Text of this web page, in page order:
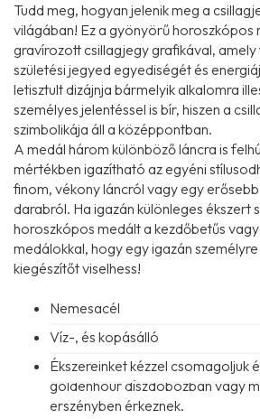
Tudd meg, hogyan jelenik meg a
világában! Ez a gyönyörű horoszkópos
gravírozott csillagjegy grafikával,
születési jegyed egyediségét és
letisztult dizájnja bármelyik alkalomra
személyes jelentéssel is bír, hiszen a
szimbolikája áll a középpontban.
A medál három különböző láncra is
mértékben igazítható az egyéni
finom, vékony láncról vagy egy
darabról. Ha igazán különleges ékszert
horoszkópos medált a kezdőbetűs
medálokkal, hogy egy igazán
kiegészítőt viselhess!
Nemesacél
Víz-, és kopásálló
Ékszereinket kézzel csomagoljuk
goldenhour díszdobozban vagy
erszényben érkeznek.